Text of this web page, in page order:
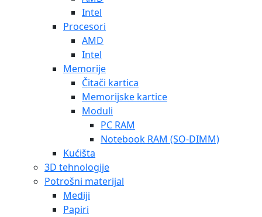
Intel
Procesori
AMD
Intel
Memorije
Čitači kartica
Memorijske kartice
Moduli
PC RAM
Notebook RAM (SO-DIMM)
Kućišta
3D tehnologije
Potrošni materijal
Mediji
Papiri